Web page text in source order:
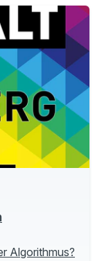
Algorithmus?